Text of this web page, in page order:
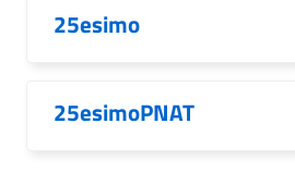
25esimo
25esimoPNAT